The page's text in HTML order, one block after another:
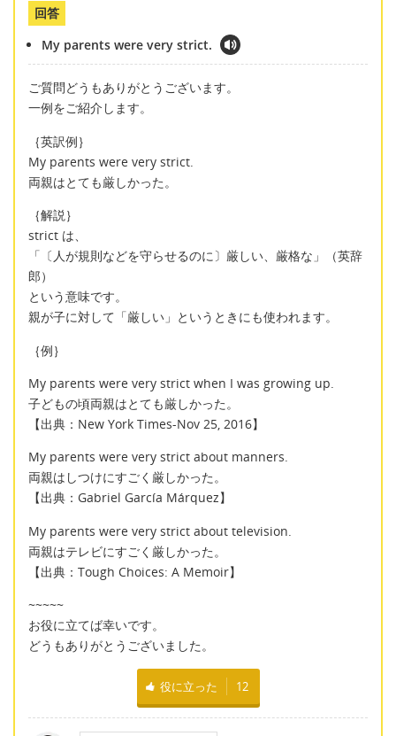
回答
My parents were very strict.
ご質問どうもありがとうございます。
一例をご紹介します。
｛英訳例｝
My parents were very strict.
両親はとても厳しかった。
｛解説｝
strict は、
「〔人が規則などを守らせるのに〕厳しい、厳格な」（英辞
郎）
という意味です。
親が子に対して「厳しい」というときにも使われます。
｛例｝
My parents were very strict when I was growing up.
子どもの頃両親はとても厳しかった。
【出典：New York Times-Nov 25, 2016】
My parents were very strict about manners.
両親はしつけにすごく厳しかった。
【出典：Gabriel García Márquez】
My parents were very strict about television.
両親はテレビにすごく厳しかった。
【出典：Tough Choices: A Memoir】
~~~~~
お役に立てば幸いです。
どうもありがとうございました。
役に立った 12